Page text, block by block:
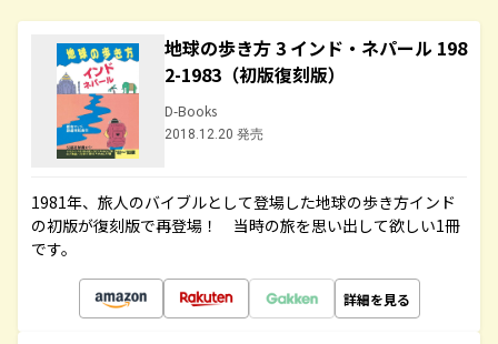
地球の歩き方 3 インド・ネパール 198
2-1983（初版復刻版）
D-Books
2018.12.20 発売
1981年、旅人のバイブルとして登場した地球の歩き方インド
の初版が復刻版で再登場！ 当時の旅を思い出して欲しい1冊
です。
詳細を見る